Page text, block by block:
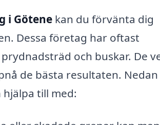
i Götene kan du förvänta dig
Dessa företag har oftast
och buskar. De
de bästa resultaten.
till med: